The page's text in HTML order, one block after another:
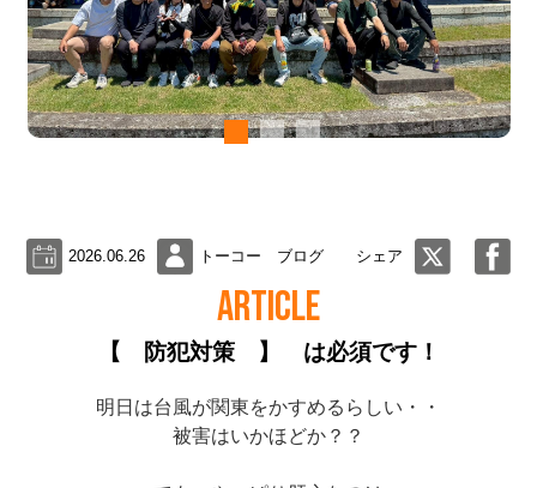
2026.06.26 トーコー ブログ シェア
ARTICLE
【 防犯対策 】 は必須です！